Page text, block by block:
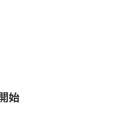
始